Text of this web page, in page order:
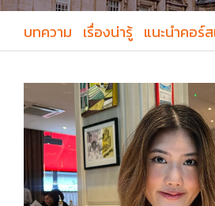
บทความ เรื่องน่ารู้ แนะนำคอร์